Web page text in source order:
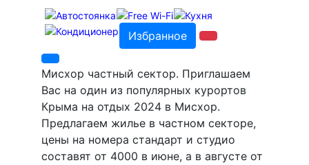
Избранное
Мисхор частный сектор. Приглашаем
Вас на один из популярных курортов
Крыма на отдых 2024 в Мисхор.
Предлагаем жилье в частном секторе,
цены на номера стандарт и студио
составят от 4000 в июне, а в августе от